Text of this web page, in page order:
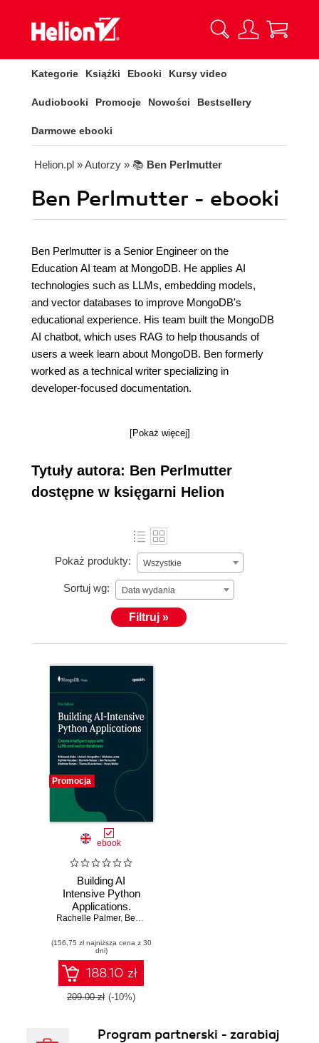
Kategorie Książki Ebooki Kursy video
Audiobooki Promocje Nowości Bestsellery
Darmowe ebooki
Helion.pl » Autorzy » 📚 Ben Perlmutter
Ben Perlmutter - ebooki
Ben Perlmutter is a Senior Engineer on the
Education AI team at MongoDB. He applies AI
technologies such as LLMs, embedding models,
and vector databases to improve MongoDB's
educational experience. His team built the MongoDB
AI chatbot, which uses RAG to help thousands of
users a week learn about MongoDB. Ben formerly
worked as a technical writer specializing in
developer-focused documentation.
[Pokaż więcej]
Tytuły autora: Ben Perlmutter
dostępne w księgarni Helion
Pokaż produkty: Wszystkie
Sortuj wg: Data wydania
Filtruj »
Promocja
ebook
Building AI
Intensive Python
Applications.
Create intelligent
and vector
databases
Rachelle Palmer, Ben Perlmutter
(156,75 zł najniższa cena z 30
dni)
188.10 zł
209.00 zł (-10%)
Program partnerski - zarabiaj